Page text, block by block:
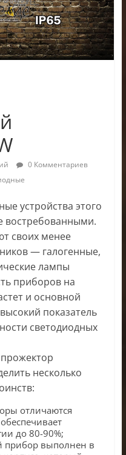
0 Комментариев
устройства этого
востребованными.
своих менее
— галогенные,
лампы
приборов на
и основной
показатель
светодиодных
несколько
отличаются
до 80-90%;
прибор выполнен в